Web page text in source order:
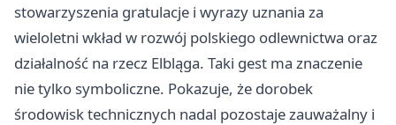
stowarzyszenia gratulacje i wyrazy uznania za
wieloletni wkład w rozwój polskiego odlewnictwa oraz
działalność na rzecz Elbląga. Taki gest ma znaczenie
nie tylko symboliczne. Pokazuje, że dorobek
środowisk technicznych nadal pozostaje zauważalny i